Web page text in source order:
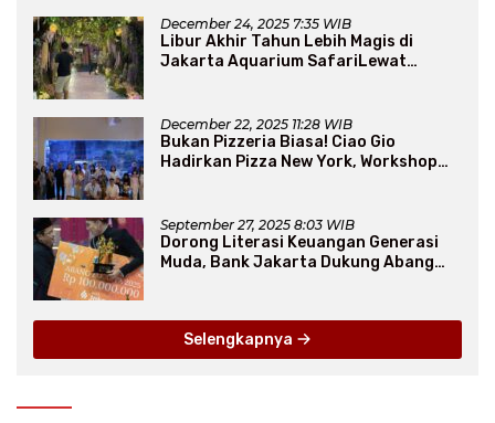
December 24, 2025 7:35 WIB
Libur Akhir Tahun Lebih Magis di
Jakarta Aquarium SafariLewat
December 22, 2025 11:28 WIB
Bukan Pizzeria Biasa! Ciao Gio
Hadirkan Pizza New York, Workshop
September 27, 2025 8:03 WIB
Dorong Literasi Keuangan Generasi
Muda, Bank Jakarta Dukung Abang
Selengkapnya